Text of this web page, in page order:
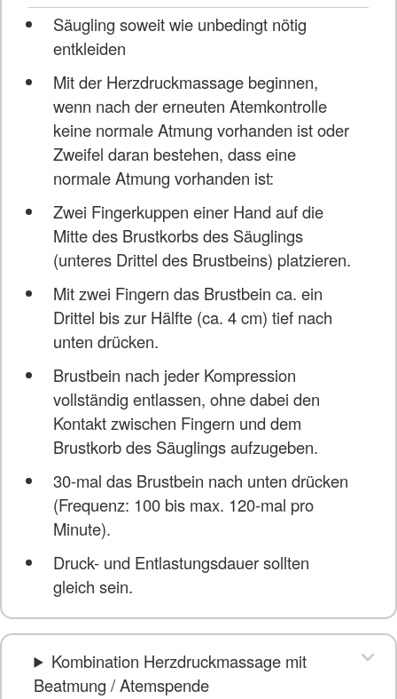
Säugling soweit wie unbedingt nötig
entkleiden
Mit der Herzdruckmassage beginnen,
wenn nach der erneuten Atemkontrolle
keine normale Atmung vorhanden ist oder
Zweifel daran bestehen, dass eine
normale Atmung vorhanden ist:
Zwei Fingerkuppen einer Hand auf die
Mitte des Brustkorbs des Säuglings
(unteres Drittel des Brustbeins) platzieren.
Mit zwei Fingern das Brustbein ca. ein
Drittel bis zur Hälfte (ca. 4 cm) tief nach
unten drücken.
Brustbein nach jeder Kompression
vollständig entlassen, ohne dabei den
Kontakt zwischen Fingern und dem
Brustkorb des Säuglings aufzugeben.
30-mal das Brustbein nach unten drücken
(Frequenz: 100 bis max. 120-mal pro
Minute).
Druck- und Entlastungsdauer sollten
gleich sein.
Kombination Herzdruckmassage mit
Beatmung / Atemspende